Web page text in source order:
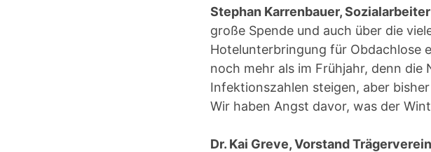
Stephan Karrenbauer,
große Spende und auch über die
Hotelunterbringung für Obdachlose
noch mehr als im Frühjahr, denn
Infektionszahlen steigen, aber
Wir haben Angst davor, was der
Dr. Kai Greve, Vorstand